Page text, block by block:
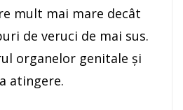
mult mai mare decât
de veruci de mai sus.
organelor genitale și
atingere.